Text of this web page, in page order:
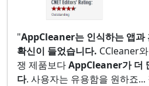
"AppCleaner는 인식하는 앱과
확신이 들었습니다. CCleaner
쟁 제품보다AppCleaner가 더
다. 사용자는 유용함을 원하죠